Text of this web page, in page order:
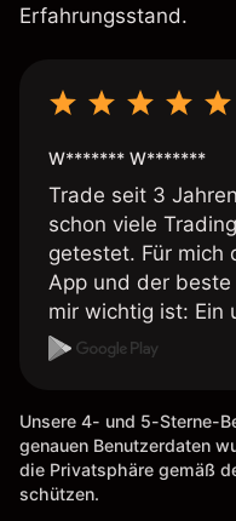
Erfahrungsstand.
W******* W*******
Trade seit 3
schon viele
getestet. Für mich
App und der beste
mir wichtig ist: Ein
Auszahlungen per
möglich. Berichte,
Eine
bei Naga ist wäre
Unsere 4- und 5-Sterne-
genauen Benutzerdaten
die Privatsphäre gemäß
schützen.